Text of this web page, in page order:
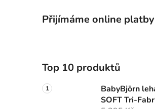
Přijímáme online platby
Top 10 produktů
BabyBjörn
SOFT Tri-